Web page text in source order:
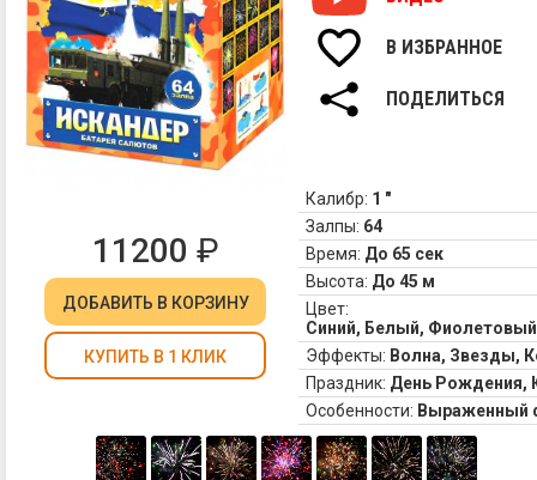
В ИЗБРАННОЕ
ПОДЕЛИТЬСЯ
11200 ₽
ДОБАВИТЬ В КОРЗИНУ
КУПИТЬ В 1 КЛИК
Калибр: 1 "
Залпы: 64
Время: До 65 сек
Высота: До 45 м
Цвет:
Синий, Белый,
Эффекты: Волна, Звезды,
Праздник: День Рождения,
Особенности: Выраженный